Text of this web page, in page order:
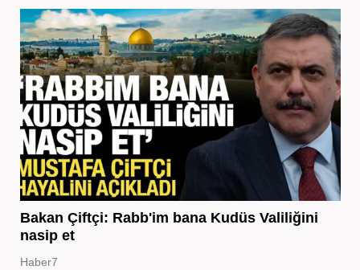
Bakan Çiftçi: Rabb'im bana Kudüs Valiliğini
nasip et
Haber7